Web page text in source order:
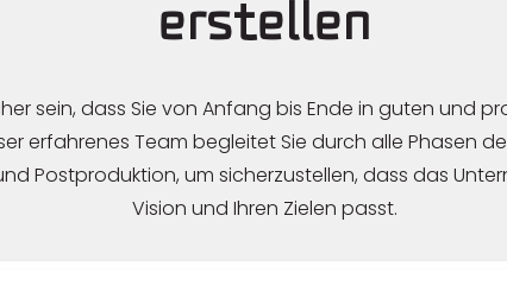
erstellen
sein, dass Sie von Anfang bis Ende in guten und
erfahrenes Team begleitet Sie durch alle Phasen
Postproduktion, um sicherzustellen, dass das
Vision und Ihren Zielen passt.